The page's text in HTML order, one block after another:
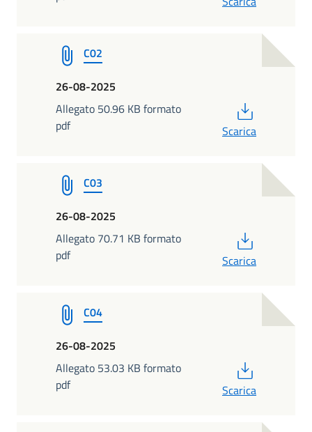
C02
26-08-2025
Allegato 50.96 KB formato
pdf
Scarica
C03
26-08-2025
Allegato 70.71 KB formato
pdf
Scarica
C04
26-08-2025
Allegato 53.03 KB formato
pdf
Scarica